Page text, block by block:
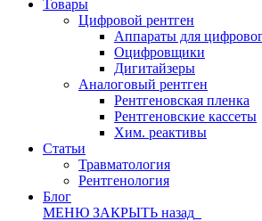
Товары
Цифровой рентген
Аппараты для
Оцифровщики
Дигитайзеры
Аналоговый рентген
Рентгеновская пленка
Рентгеновские кассеты
Хим. реактивы
Статьи
Травматология
Рентгенология
Блог
МЕНЮ ЗАКРЫТЬ назад